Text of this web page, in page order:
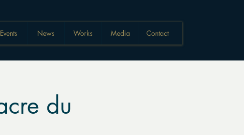
Events News Works Media Contact
du